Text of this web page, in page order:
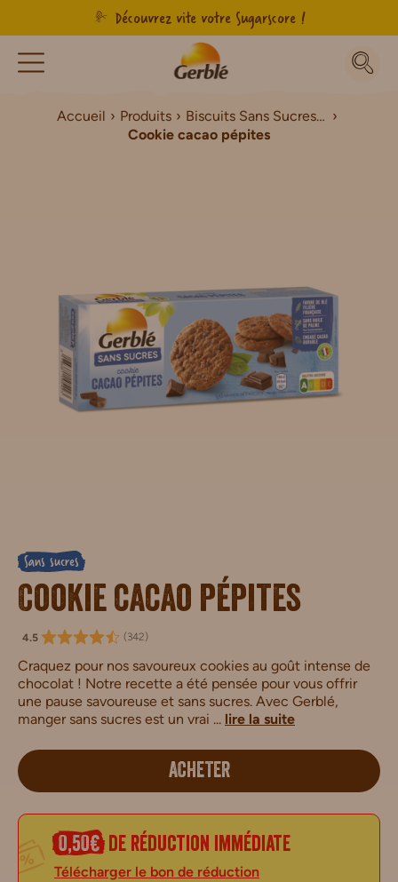
Découvrez vite votre Sugarscore !
Accueil Produits
Biscuits Sans Sucres / Sans Sucres Ajoutés
Cookie cacao pépites
Sans sucres
Cookie cacao pépites
4.5 (342)
Craquez pour nos savoureux cookies au goût intense de
chocolat ! Notre recette a été pensée pour vous offrir
une pause savoureuse et sans sucres. Avec Gerblé,
manger sans sucres est un vrai ... lire la suite
ACHETER
0,50€de réduction immédiate
Télécharger le bon de réduction